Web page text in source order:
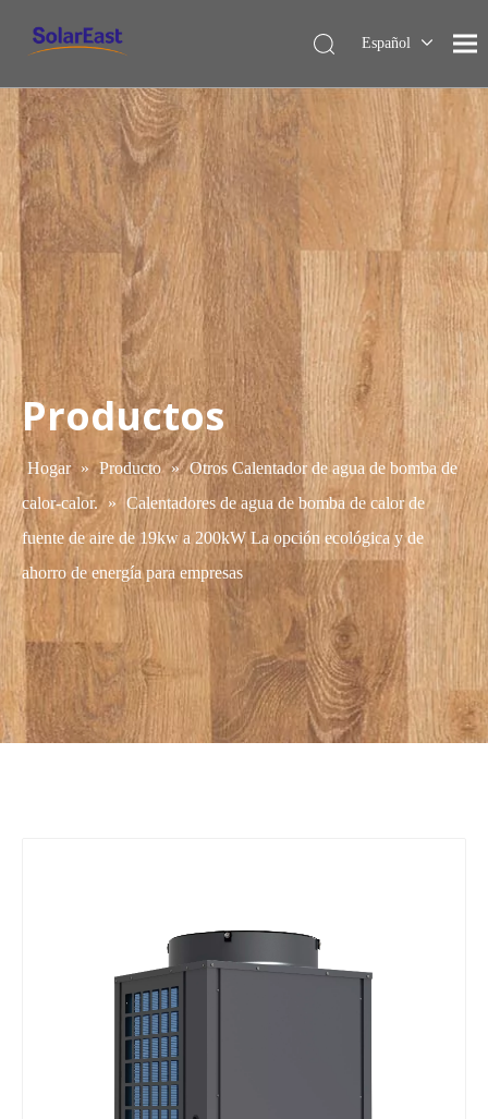
Español
Français
Deutsch
Italiano
Nederlands
Productos
Hogar » Producto » Otros Calentador de agua de bomba de
calor-calor.
» Calentadores de agua de bomba de calor de
fuente de aire de 19kw a 200kW La opción ecológica y de
ahorro de energía para empresas